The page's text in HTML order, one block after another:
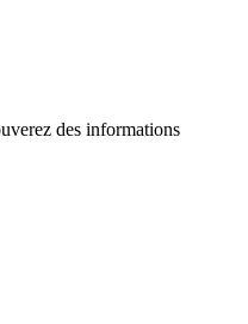
des informations